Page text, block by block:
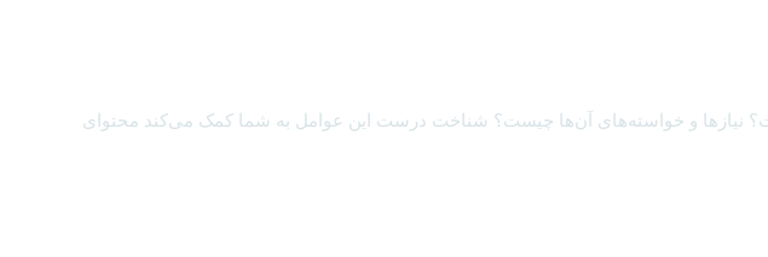
نیازها و خواسته‌های آن‌ها چیست؟ شناخت درست این عوامل به شما کمک می‌کند محتوای